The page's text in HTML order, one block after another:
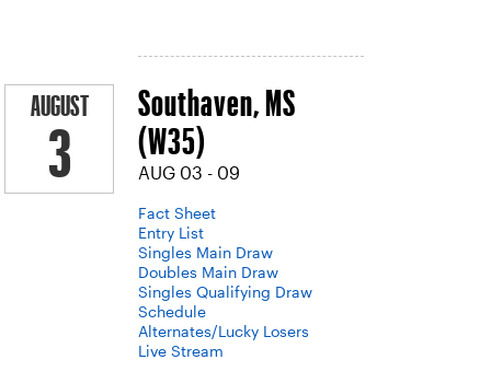
AUGUST
3
Southaven, MS
(W35)
AUG 03 - 09
Fact Sheet
Entry List
Singles Main Draw
Doubles Main Draw
Singles Qualifying Draw
Schedule
Alternates/Lucky Losers
Live Stream